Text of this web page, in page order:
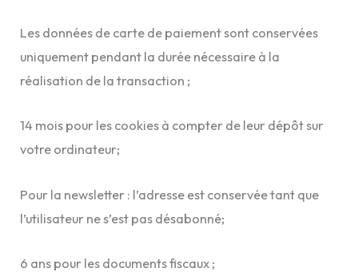
Les données de carte de paiement sont conservées
uniquement pendant la durée nécessaire à la
réalisation de la transaction ;
14 mois pour les cookies à compter de leur dépôt sur
votre ordinateur;
Pour la newsletter : l’adresse est conservée tant que
l’utilisateur ne s’est pas désabonné;
6 ans pour les documents fiscaux ;